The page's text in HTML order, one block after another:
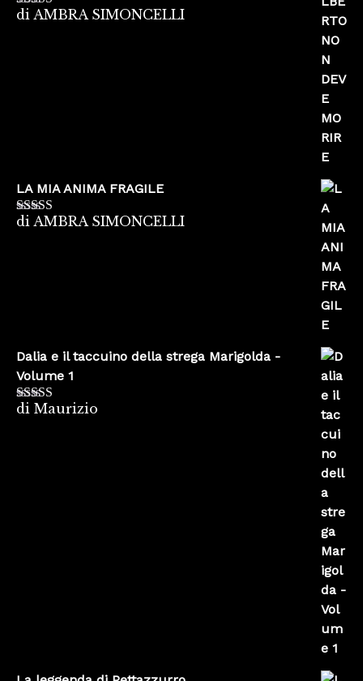
Valutato5su
di AMBRA SIMONCELLI
LA MIA ANIMA FRAGILE
Valutato5su
di AMBRA SIMONCELLI
Dalia e il taccuino della strega Marigolda -
Volume 1
Valutato4
di Maurizio